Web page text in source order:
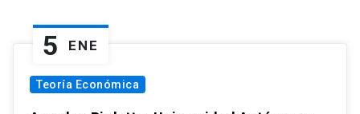
5 ENE
Teoría Económica